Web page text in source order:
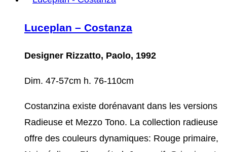
Luceplan – Costanza
Designer Rizzatto, Paolo, 1992
Dim. 47-57cm h. 76-110cm
Costanzina existe dorénavant dans les versions
Radieuse et Mezzo Tono. La collection radieuse
offre des couleurs dynamiques: Rouge primaire,